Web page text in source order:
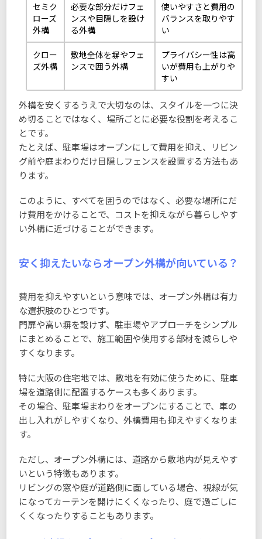
セミク
ローズ
外構
必要な部分だけフェ
ンスや目隠しを設け
る外構
使いやすさと費用の
バランスを取りやす
い
クロー
ズ外構
敷地全体を塀やフェ
ンスで囲う外構
プライバシー性は高
いが費用も上がりや
すい
外構を安くするうえで大切なのは、スタイルを一つに決
め切ることではなく、場所ごとに必要な役割を考えるこ
とです。
たとえば、駐車場はオープンにして費用を抑え、リビン
グ前や庭まわりだけ目隠しフェンスを設置する方法もあ
ります。
このように、すべてを囲うのではなく、必要な場所にだ
け費用をかけることで、コストを抑えながら暮らしやす
い外構に近づけることができます。
安く抑えたいならオープン外構が向いている？
費用を抑えやすいという意味では、オープン外構は有力
な選択肢のひとつです。
門扉や高い塀を設けず、駐車場やアプローチをシンプル
にまとめることで、施工範囲や使用する部材を減らしや
すくなります。
特に大阪の住宅地では、敷地を有効に使うために、駐車
場を道路側に配置するケースも多くあります。
その場合、駐車場まわりをオープンにすることで、車の
出し入れがしやすくなり、外構費用も抑えやすくなりま
す。
ただし、オープン外構には、道路から敷地内が見えやす
いという特徴もあります。
リビングの窓や庭が道路側に面している場合、視線が気
になってカーテンを開けにくくなったり、庭で過ごしに
くくなったりすることもあります。